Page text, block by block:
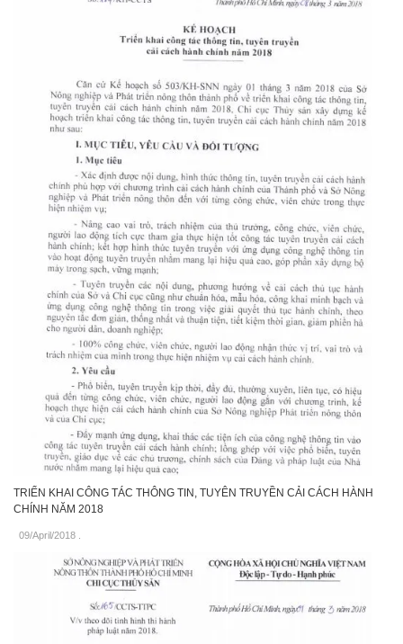
TRIỂN KHAI CÔNG TÁC THÔNG TIN, TUYÊN TRUYỀN CẢI CÁCH HÀNH
CHÍNH NĂM 2018
09/April/2018